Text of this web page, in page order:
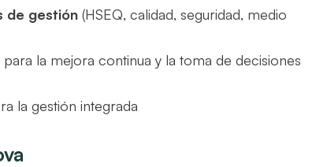
de gestión (HSEQ, calidad, seguridad, medio
para la mejora continua y la toma de decisiones
la gestión integrada